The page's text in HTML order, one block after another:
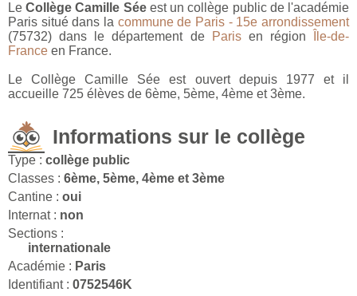
LeCollège Camille Séeest un collège public de l'académie
Paris situé dans la commune de Paris - 15e arrondissement
(75732) dans le département de
Parisen région
Île-de-
France en France.
Le Collège Camille Sée est ouvert depuis 1977 et il
accueille 725 élèves de 6ème, 5ème, 4ème et 3ème.
Informations sur le collège
Type : collège public
Classes : 6ème, 5ème, 4ème et 3ème
Cantine : oui
Internat : non
Sections :
internationale
Académie : Paris
Identifiant : 0752546K